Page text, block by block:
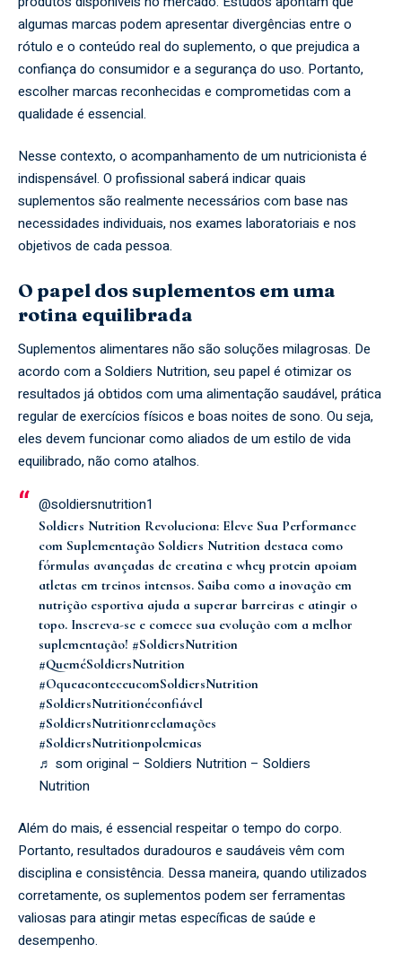
algumas marcas podem apresentar divergências entre o
rótulo e o conteúdo real do suplemento, o que prejudica a
confiança do consumidor e a segurança do uso. Portanto,
escolher marcas reconhecidas e comprometidas com a
qualidade é essencial.
Nesse contexto, o acompanhamento de um nutricionista é
indispensável. O profissional saberá indicar quais
suplementos são realmente necessários com base nas
necessidades individuais, nos exames laboratoriais e nos
objetivos de cada pessoa.
O papel dos suplementos em uma
rotina equilibrada
Suplementos alimentares não são soluções milagrosas. De
acordo com a Soldiers Nutrition, seu papel é otimizar os
resultados já obtidos com uma alimentação saudável, prática
regular de exercícios físicos e boas noites de sono. Ou seja,
eles devem funcionar como aliados de um estilo de vida
equilibrado, não como atalhos.
@soldiersnutrition1
Soldiers Nutrition Revoluciona: Eleve Sua Performance
com Suplementação Soldiers Nutrition destaca como
fórmulas avançadas de creatina e whey protein apoiam
atletas em treinos intensos. Saiba como a inovação em
nutrição esportiva ajuda a superar barreiras e atingir o
topo. Inscreva-se e comece sua evolução com a melhor
suplementação! #SoldiersNutrition
#QueméSoldiersNutrition
#OqueaconteceucomSoldiersNutrition
#SoldiersNutritionéconfiável
#SoldiersNutritionreclamações
#SoldiersNutritionpolemicas
♬ som original – Soldiers Nutrition – Soldiers
Nutrition
Além do mais, é essencial respeitar o tempo do corpo.
Portanto, resultados duradouros e saudáveis vêm com
disciplina e consistência. Dessa maneira, quando utilizados
corretamente, os suplementos podem ser ferramentas
valiosas para atingir metas específicas de saúde e
desempenho.